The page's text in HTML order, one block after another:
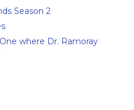
Season 2
where Dr. Ramoray